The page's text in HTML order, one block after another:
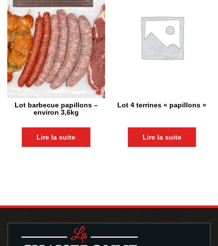
Lot barbecue papillons –
environ 3,6kg
Lire la suite
Lot 4 terrines « papillons »
Lire la suite